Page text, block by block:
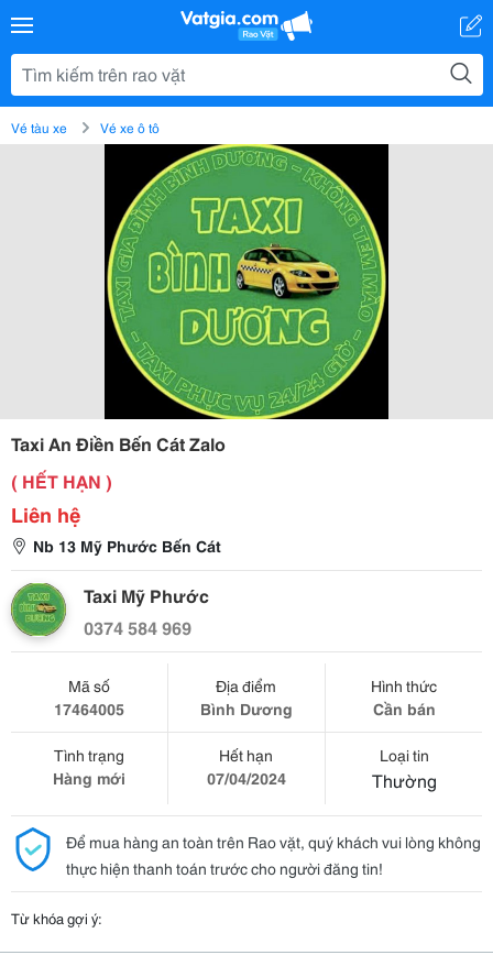
Vé tàu xe Vé xe ô tô
Taxi An Điền Bến Cát Zalo
( HẾT HẠN )
Liên hệ
Nb 13 Mỹ Phước Bến Cát
Taxi Mỹ Phước
0374 584 969
Mã số
17464005
Địa điểm
Bình Dương
Hình thức
Cần bán
Tình trạng
Hàng mới
Hết hạn
07/04/2024
Loại tin
Thường
Để mua hàng an toàn trên Rao vặt, quý khách vui lòng không
thực hiện thanh toán trước cho người đăng tin!
Từ khóa gợi ý: